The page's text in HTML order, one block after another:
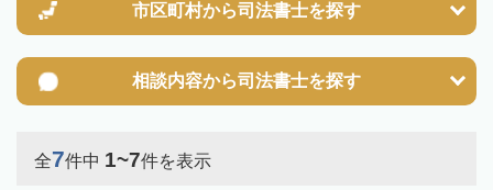
市区町村から司法書士を探す
相談内容から司法書士を探す
全7件中 1~7件を表示